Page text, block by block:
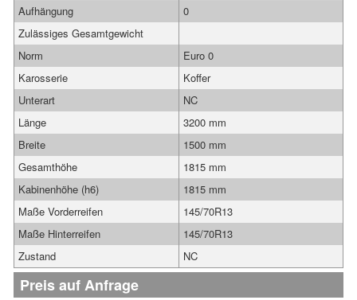
Aufhängung
0
Zulässiges Gesamtgewicht
Norm
Euro 0
Karosserie
Koffer
Unterart
NC
Länge
3200 mm
Breite
1500 mm
Gesamthöhe
1815 mm
Kabinenhöhe (h6)
1815 mm
Maße Vorderreifen
145/70R13
Maße Hinterreifen
145/70R13
Zustand
NC
Preis auf Anfrage